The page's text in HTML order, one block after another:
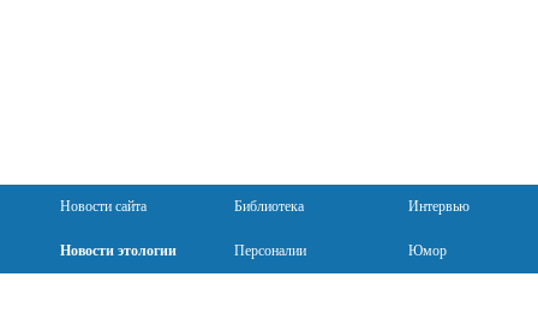
Новости сайта Библиотека Интервью
Новости этологии Персоналии Юмор